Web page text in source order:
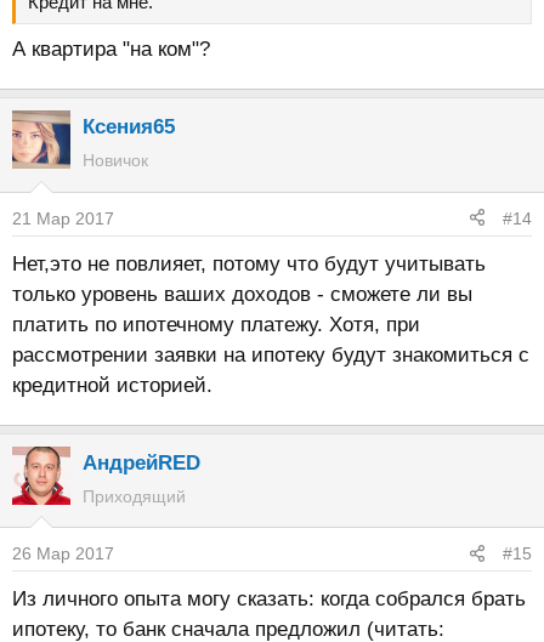
А квартира "на ком"?
Ксения65
Новичок
21 Мар 2017 #14
Нет,это не повлияет, потому что будут учитывать
только уровень ваших доходов - сможете ли вы
платить по ипотечному платежу. Хотя, при
рассмотрении заявки на ипотеку будут знакомиться с
кредитной историей.
АндрейRED
Приходящий
26 Мар 2017 #15
Из личного опыта могу сказать: когда собрался брать
ипотеку, то банк сначала предложил (читать: